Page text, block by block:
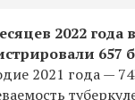
2022 года
657
2021 года —